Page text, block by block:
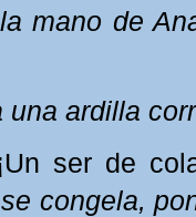
mano de
una ardilla
ser de
congela,